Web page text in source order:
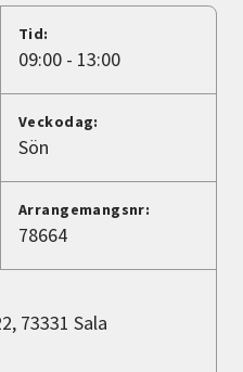
Tid:
09:00 - 13:00
Veckodag:
Sön
Arrangemangsnr:
78664
73331 Sala